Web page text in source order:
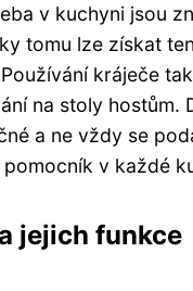
v kuchyni jsou
tomu lze získat
kráječe
na stoly
a ne vždy se
v každé
jejich funkce